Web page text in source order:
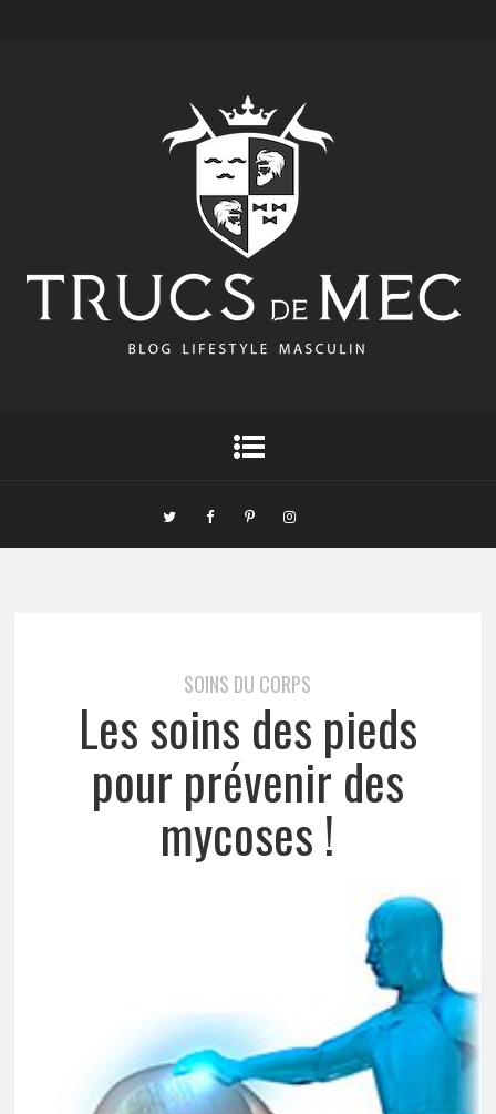
SOINS DU CORPS
Les soins des pieds
pour prévenir des
mycoses !